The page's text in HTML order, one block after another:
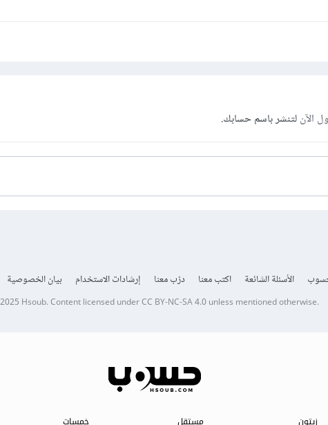
الآنلتنشر باسم حسابك.
الأسئلة الشائعة اكتب معنا درّب معنا إرشادات الاستخدام بيان الخصوصية
Hsoub.Content licensed underCC BY-NC-SA 4.0unless mentioned otherwise.